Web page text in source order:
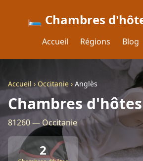
🛏️ Chambres
Accueil Régions Blog
Accueil › Occitanie › Anglès
Chambres
81260 — Occitanie
2